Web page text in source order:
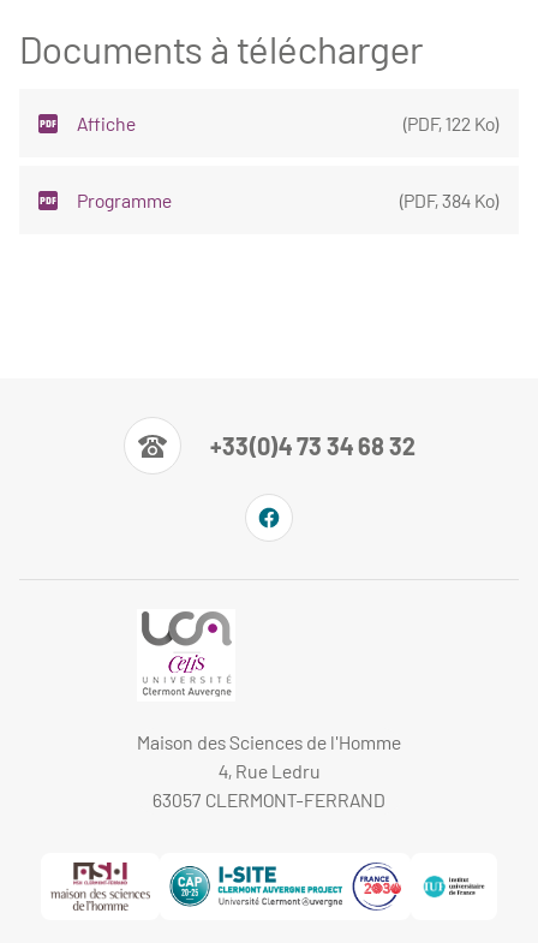
Documents à télécharger
Affiche (PDF,122 Ko)
Programme (PDF,384 Ko)
+33(0)4 73 34 68 32
Maison des Sciences de l'Homme
4, Rue Ledru
63057 CLERMONT-FERRAND